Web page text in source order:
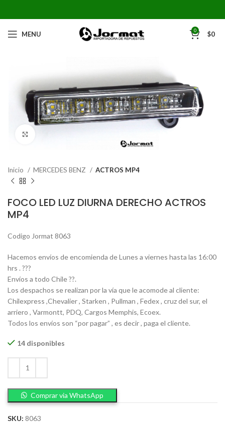
MENU 0 $0
Inicio MERCEDES BENZ ACTROS MP4
FOCO LED LUZ DIURNA DERECHO ACTROS
MP4
Codigo Jormat 8063
Hacemos envíos de encomienda de Lunes a viernes hasta las 16:00
hrs . ???
Envíos a todo Chile ??.
Los despachos se realizan por la vía que le acomode al cliente:
Chilexpress ,Chevalier , Starken , Pullman , Fedex , cruz del sur, el
arriero , Varmontt, PDQ, Cargos Memphis, Ecoex.
Todos los envíos son “por pagar” , es decir , paga el cliente.
14 disponibles
Comprar via WhatsApp
SKU: 8063